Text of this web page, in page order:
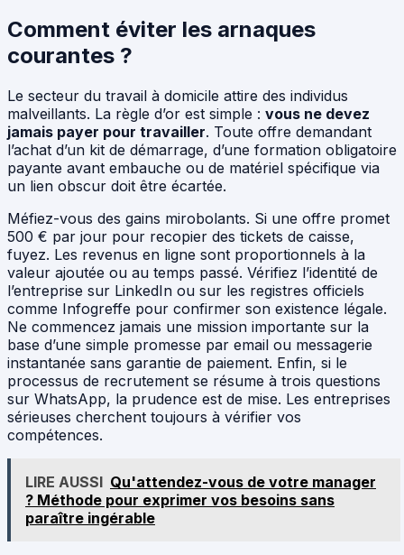
Comment éviter les arnaques
courantes ?
Le secteur du travail à domicile attire des individus
malveillants. La règle d’or est simple : vous ne devez
jamais payer pour travailler. Toute offre demandant
l’achat d’un kit de démarrage, d’une formation obligatoire
payante avant embauche ou de matériel spécifique via
un lien obscur doit être écartée.
Méfiez-vous des gains mirobolants. Si une offre promet
500 € par jour pour recopier des tickets de caisse,
fuyez. Les revenus en ligne sont proportionnels à la
valeur ajoutée ou au temps passé. Vérifiez l’identité de
l’entreprise sur LinkedIn ou sur les registres officiels
comme Infogreffe pour confirmer son existence légale.
Ne commencez jamais une mission importante sur la
base d’une simple promesse par email ou messagerie
instantanée sans garantie de paiement. Enfin, si le
processus de recrutement se résume à trois questions
sur WhatsApp, la prudence est de mise. Les entreprises
sérieuses cherchent toujours à vérifier vos
compétences.
LIRE AUSSI Qu'attendez-vous de votre manager
? Méthode pour exprimer vos besoins sans
paraître ingérable